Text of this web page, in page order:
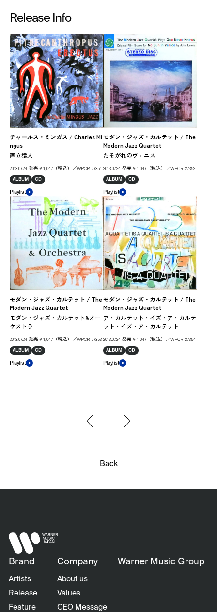
Release Info
チャールス・ミンガス / Charles Mi
ngus
直立猿人
2013.07.24 発売￥1,047（税込）／WPCR-27351
ALBUM CD
Playlist
モダン・ジャズ・カルテット / The
Modern Jazz Quartet
たそがれのヴェニス
2013.07.24 発売￥1,047（税込）／WPCR-27352
ALBUM CD
Playlist
モダン・ジャズ・カルテット / The
Modern Jazz Quartet
モダン・ジャズ・カルテット&オー
ケストラ
2013.07.24 発売￥1,047（税込）／WPCR-27353
ALBUM CD
Playlist
モダン・ジャズ・カルテット / The
Modern Jazz Quartet
ア・カルテット・イズ・ア・カルテ
ット・イズ・ア・カルテット
2013.07.24 発売￥1,047（税込）／WPCR-27354
ALBUM CD
Playlist
Back
Brand
Artists
Release
Feature
Company
About us
Values
CEO Message
Warner Music Group